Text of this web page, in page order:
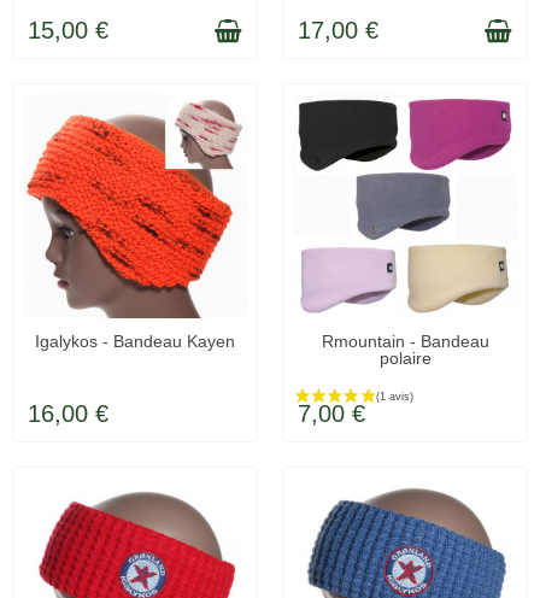
15,00 € 17,00 €
Igalykos - Bandeau Kayen
16,00 €
LIVRÉ SOUS 48H
Rmountain - Bandeau
polaire
7,00 €